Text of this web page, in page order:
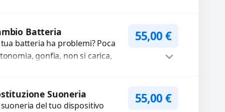
danneggiati,...
Batteria
tua batteria ha problemi? Poca
gonfia, non si carica,
55,00€
Suoneria
suoneria del tuo dispositivo
55,00€